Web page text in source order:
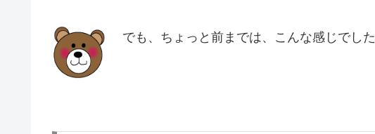
でも、ちょっと前までは、こんな感じでした